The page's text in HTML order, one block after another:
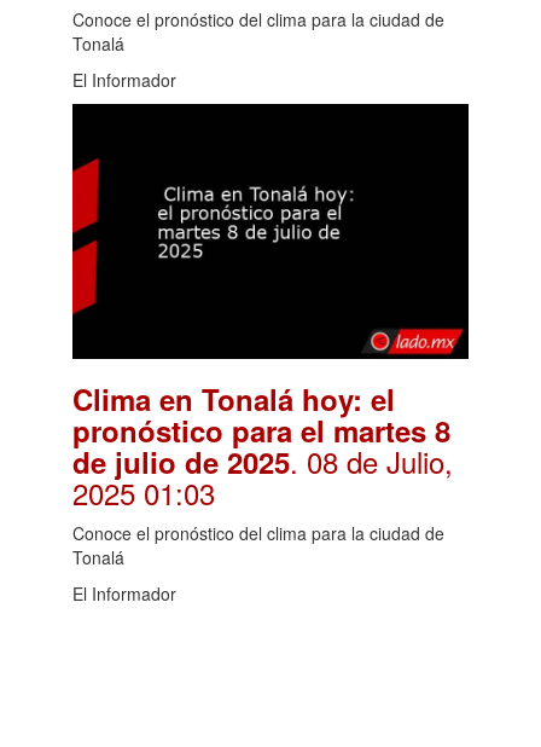
Conoce el pronóstico del clima para la ciudad de
Tonalá
El Informador
Clima en Tonalá hoy: el
pronóstico para el martes 8
de julio de 2025. 08 de Julio,
2025 01:03
Conoce el pronóstico del clima para la ciudad de
Tonalá
El Informador